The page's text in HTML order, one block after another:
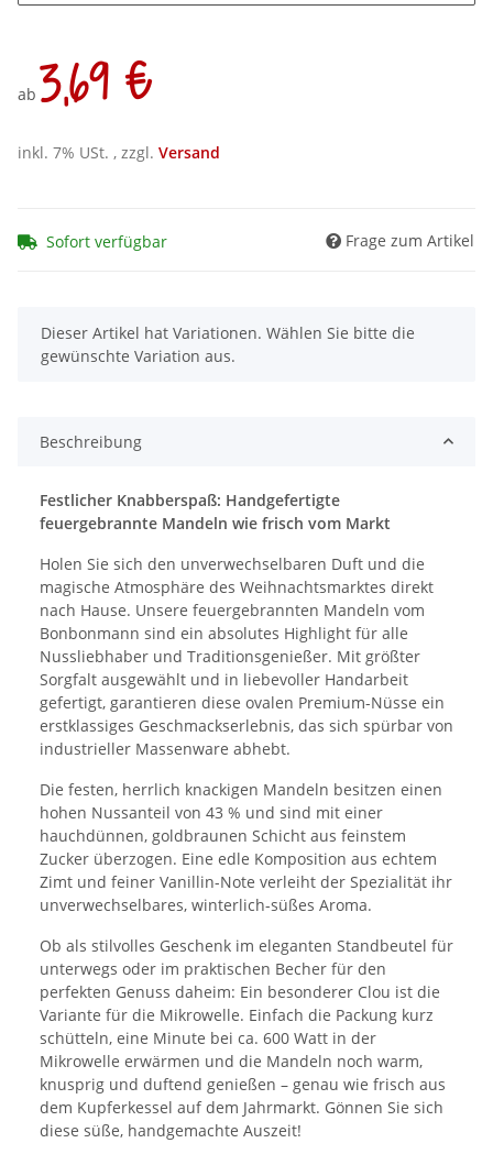
ab 3,69 €
inkl. 7% USt. , zzgl. Versand
Sofort verfügbar Frage zum Artikel
x
Dieser Artikel hat Variationen. Wählen Sie bitte die
gewünschte Variation aus.
Beschreibung
Festlicher Knabberspaß: Handgefertigte
feuergebrannte Mandeln wie frisch vom Markt
Holen Sie sich den unverwechselbaren Duft und die
magische Atmosphäre des Weihnachtsmarktes direkt
nach Hause. Unsere feuergebrannten Mandeln vom
Bonbonmann sind ein absolutes Highlight für alle
Nussliebhaber und Traditionsgenießer. Mit größter
Sorgfalt ausgewählt und in liebevoller Handarbeit
gefertigt, garantieren diese ovalen Premium-Nüsse ein
erstklassiges Geschmackserlebnis, das sich spürbar von
industrieller Massenware abhebt.
Die festen, herrlich knackigen Mandeln besitzen einen
hohen Nussanteil von 43 % und sind mit einer
hauchdünnen, goldbraunen Schicht aus feinstem
Zucker überzogen. Eine edle Komposition aus echtem
Zimt und feiner Vanillin-Note verleiht der Spezialität ihr
unverwechselbares, winterlich-süßes Aroma.
Ob als stilvolles Geschenk im eleganten Standbeutel für
unterwegs oder im praktischen Becher für den
perfekten Genuss daheim: Ein besonderer Clou ist die
Variante für die Mikrowelle. Einfach die Packung kurz
schütteln, eine Minute bei ca. 600 Watt in der
Mikrowelle erwärmen und die Mandeln noch warm,
knusprig und duftend genießen – genau wie frisch aus
dem Kupferkessel auf dem Jahrmarkt. Gönnen Sie sich
diese süße, handgemachte Auszeit!